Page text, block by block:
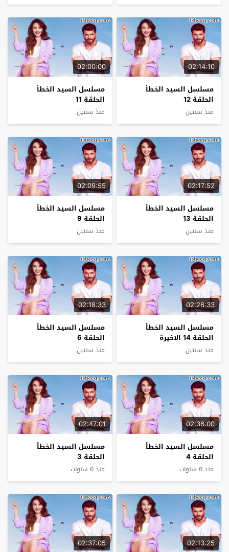
02:14:10
مسلسل السيد الخطأ
الحلقة 12
منذ سنتين
02:00:00
مسلسل السيد الخطأ
الحلقة 11
منذ سنتين
02:17:52
مسلسل السيد الخطأ
الحلقة 13
منذ سنتين
02:09:55
مسلسل السيد الخطأ
الحلقة 9
منذ سنتين
02:26:33
مسلسل السيد الخطأ
الحلقة 14 الاخيرة
منذ سنتين
02:18:33
مسلسل السيد الخطأ
الحلقة 6
منذ سنتين
02:36:00
مسلسل السيد الخطأ
الحلقة 4
منذ 6 سنوات
02:47:01
مسلسل السيد الخطأ
الحلقة 3
منذ 6 سنوات
02:13:25
02:37:05